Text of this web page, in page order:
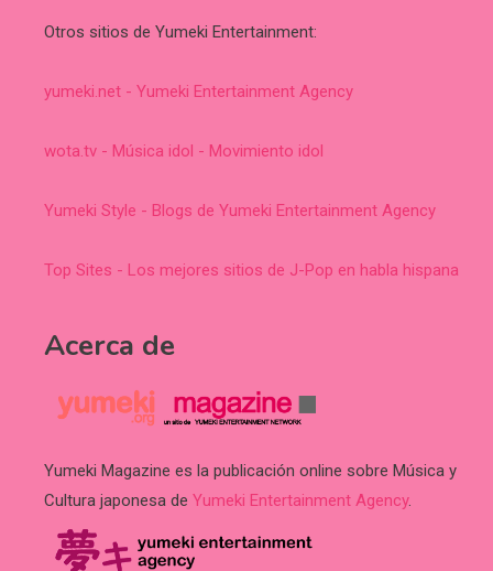
Otros sitios de Yumeki Entertainment:
yumeki.net - Yumeki Entertainment Agency
wota.tv - Música idol - Movimiento idol
Yumeki Style - Blogs de Yumeki Entertainment Agency
Top Sites - Los mejores sitios de J-Pop en habla hispana
Acerca de
Yumeki Magazine es la publicación online sobre Música y
Cultura japonesa de Yumeki Entertainment Agency.